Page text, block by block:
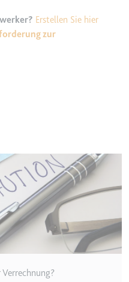
um die
Nutzer mit
Inhalten zu
Erstellen Sie hier
zur